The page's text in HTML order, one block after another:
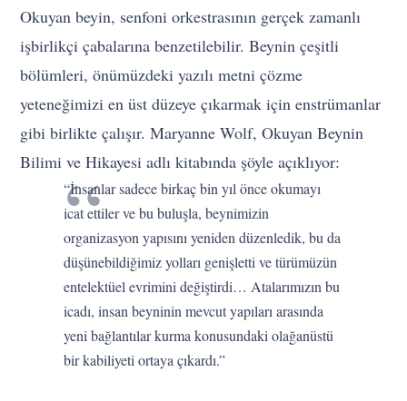
Okuyan beyin, senfoni orkestrasının gerçek zamanlı
işbirlikçi çabalarına benzetilebilir. Beynin çeşitli
bölümleri, önümüzdeki yazılı metni çözme
yeteneğimizi en üst düzeye çıkarmak için enstrümanlar
gibi birlikte çalışır. Maryanne Wolf, Okuyan Beynin
Bilimi ve Hikayesi adlı kitabında şöyle açıklıyor:
“İnsanlar sadece birkaç bin yıl önce okumayı
icat ettiler ve bu buluşla, beynimizin
organizasyon yapısını yeniden düzenledik, bu da
düşünebildiğimiz yolları genişletti ve türümüzün
entelektüel evrimini değiştirdi… Atalarımızın bu
icadı, insan beyninin mevcut yapıları arasında
yeni bağlantılar kurma konusundaki olağanüstü
bir kabiliyeti ortaya çıkardı.”